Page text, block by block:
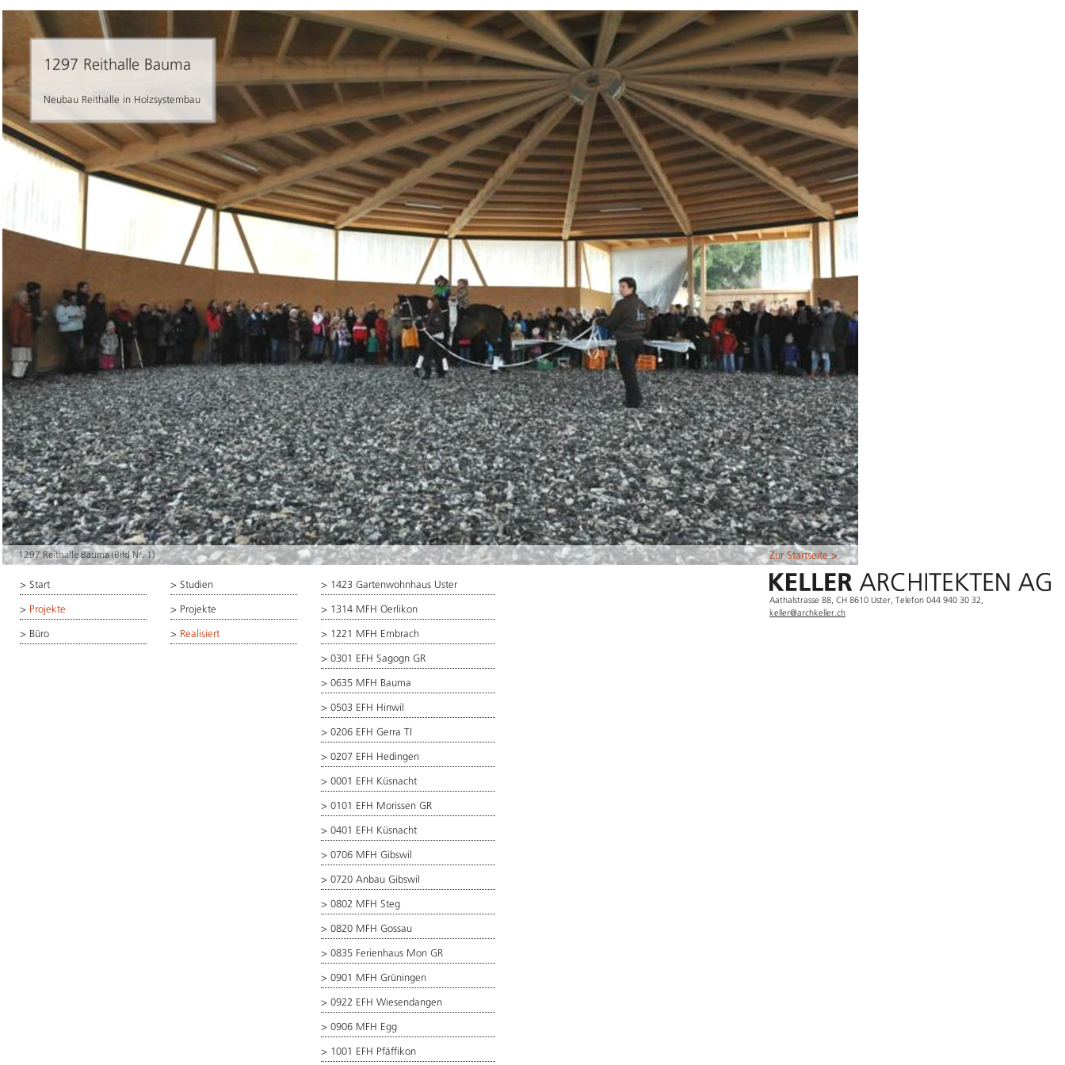
1297 Reithalle Bauma
Neubau Reithalle in Holzsystembau
1297 Reithalle Bauma (Bild Nr. 1) Zur Startseite >
Aathalstrasse 88, CH 8610 Uster, Telefon 044 940 30 32,
keller@archkeller.ch
> Start
> Projekte
> Büro
> Studien
> Projekte
> Realisiert
> 1423 Gartenwohnhaus Uster
> 1314 MFH Oerlikon
> 1221 MFH Embrach
> 0301 EFH Sagogn GR
> 0635 MFH Bauma
> 0503 EFH Hinwil
> 0206 EFH Gerra TI
> 0207 EFH Hedingen
> 0001 EFH Küsnacht
> 0101 EFH Morissen GR
> 0401 EFH Küsnacht
> 0706 MFH Gibswil
> 0720 Anbau Gibswil
> 0802 MFH Steg
> 0820 MFH Gossau
> 0835 Ferienhaus Mon GR
> 0901 MFH Grüningen
> 0922 EFH Wiesendangen
> 0906 MFH Egg
> 1001 EFH Pfäffikon